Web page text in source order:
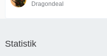
Dragondeal
Statistik